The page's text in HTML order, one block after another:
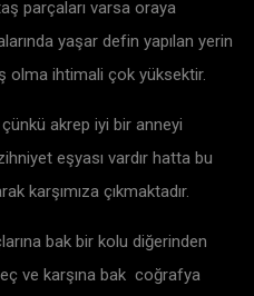
parçaları varsa oraya
yaşar defin yapılan yerin
olma ihtimali çok yüksektir.
akrep iyi bir anneyi
eşyası vardır hatta bu
karşımıza çıkmaktadır.
bak bir kolu diğerinden
ve karşına bak coğrafya